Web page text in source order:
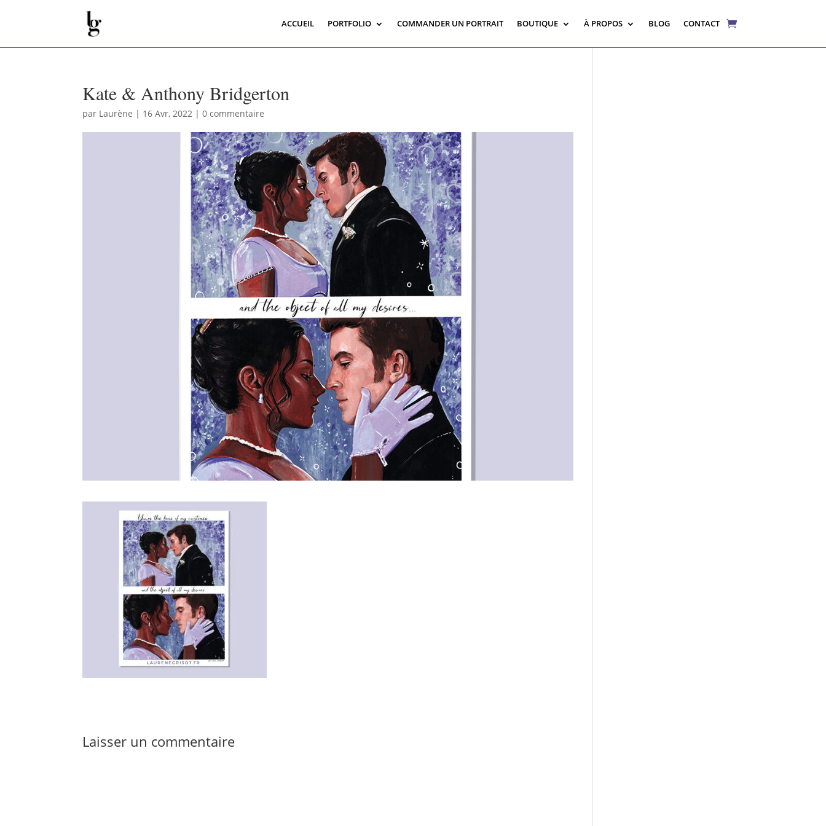
ACCUEIL PORTFOLIO COMMANDER UN PORTRAIT BOUTIQUE À PROPOS BLOG CONTACT
Kate & Anthony Bridgerton
par Laurène | 16 Avr, 2022 |0 commentaire
Laisser un commentaire